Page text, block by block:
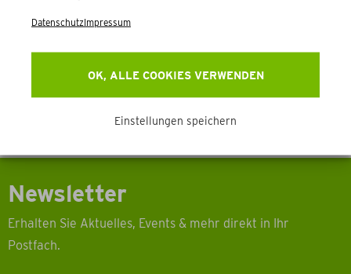
OK, ALLE COOKIES VERWENDEN
Einstellungen speichern
DatenschutzImpressum
Newsletter
Erhalten Sie Aktuelles, Events & mehr direkt in Ihr
Postfach.